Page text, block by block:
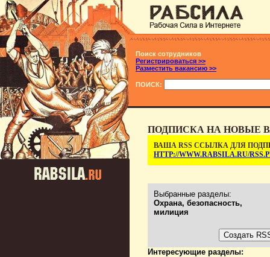
Поиск сотрудников
Регистрироваться >>
Разместить вакансию >>
ПОИСК:
ПОДПИСКА НА НОВЫЕ
ВАША RSS ССЫЛКА ДЛЯ
HTTP://WWW.RABSILA.RU/
Выбранные разделы:
Охрана, безопасность,
милиция
Интересующие разделы: